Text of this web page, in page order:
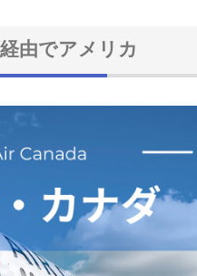
CB
由でアメリカ